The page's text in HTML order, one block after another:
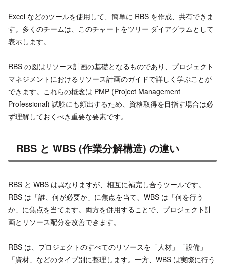
Excel などのツールを使用して、簡単に RBS を作成、共有できま
す。多くのチームは、このチャートをツリー ダイアグラムとして
表示します。
RBS の図はリソース計画の基礎となるものであり、プロジェクト
マネジメントにおけるリソース計画のガイドで詳しく学ぶことが
できます。これらの概念は PMP (Project Management
Professional) 試験にも頻出するため、資格取得を目指す場合は必
ず理解しておくべき重要な要素です。
RBS と WBS (作業分解構造) の違い
RBS と WBS は異なりますが、相互に補完し合うツールです。
RBS は「誰、何が必要か」に焦点を当て、WBS は「何を行う
か」に焦点を当てます。両方を併用することで、プロジェクト計
画とリソース配分を改善できます。
RBS は、プロジェクトのすべてのリソースを「人材」「設備」
「資材」などのタイプ別に整理します。一方、WBS は実際に行う